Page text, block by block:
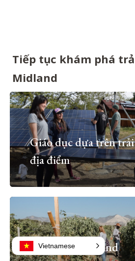
Tiếp tục khám phá
Midland
Giáo dục dựa trên
địa điểm
Chỉ có tại Midland
Vietnamese